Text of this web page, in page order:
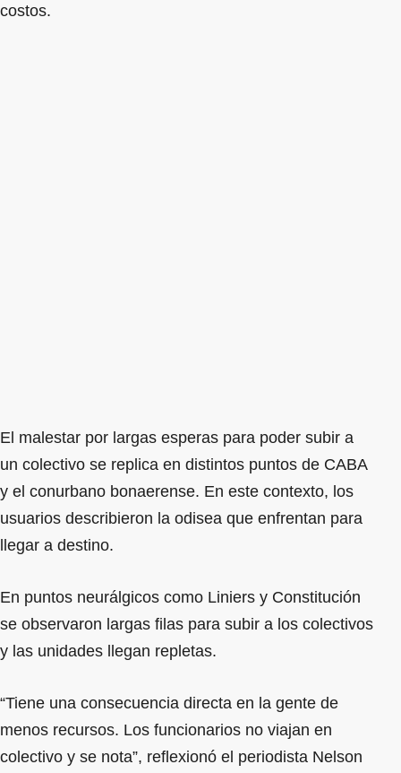
costos.
El malestar por largas esperas para poder subir a
un colectivo se replica en distintos puntos de CABA
y el conurbano bonaerense. En este contexto, los
usuarios describieron la odisea que enfrentan para
llegar a destino.
En puntos neurálgicos como Liniers y Constitución
se observaron largas filas para subir a los colectivos
y las unidades llegan repletas.
“Tiene una consecuencia directa en la gente de
menos recursos. Los funcionarios no viajan en
colectivo y se nota”, reflexionó el periodista Nelson